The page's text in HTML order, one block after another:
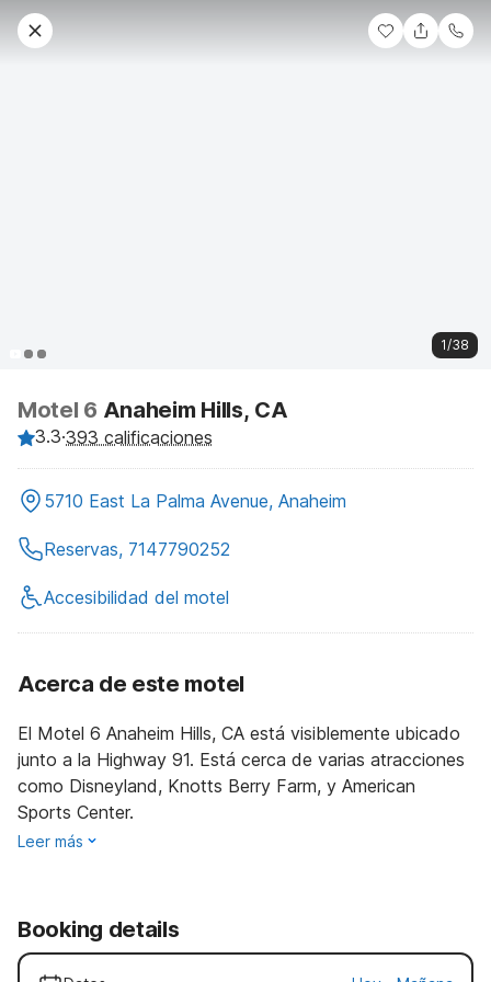
1/38
Motel 6 Anaheim Hills, CA
3.3·393 calificaciones
5710 East La Palma Avenue, Anaheim
Reservas, 7147790252
Accesibilidad del motel
Acerca de este motel
El Motel 6 Anaheim Hills, CA está visiblemente ubicado
junto a la Highway 91. Está cerca de varias atracciones
como Disneyland, Knotts Berry Farm, y American
Sports Center.
Leer más
Booking details